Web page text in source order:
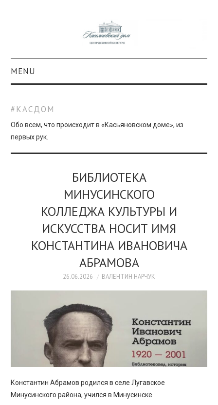
MENU
КОЛЛЕКЦИИ
ОБРАЗОВАНИЕ
ПРОСВЕЩЕНИЕ
#КАСДОМ
Обо всем, что происходит в «Касьяновском доме», из
первых рук.
БИБЛИОТЕКА
МИНУСИНСКОГО
КОЛЛЕДЖА КУЛЬТУРЫ И
ИСКУССТВА НОСИТ ИМЯ
КОНСТАНТИНА ИВАНОВИЧА
АБРАМОВА
26.06.2026 ВАЛЕНТИН НАРЧУК
Константин Абрамов родился в селе Лугавское
Минусинского района, учился в Минусинске